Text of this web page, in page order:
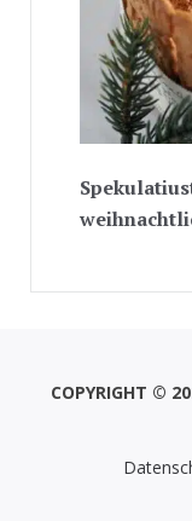
COPYRIGHT ©